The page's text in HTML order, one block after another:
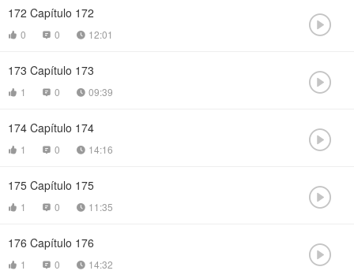
172 Capítulo 172
 0  0  12:01 
173 Capítulo 173
 1  0  09:39 
174 Capítulo 174
 1  0  14:16 
175 Capítulo 175
 1  0  11:35 
176 Capítulo 176
 1  0  14:32 